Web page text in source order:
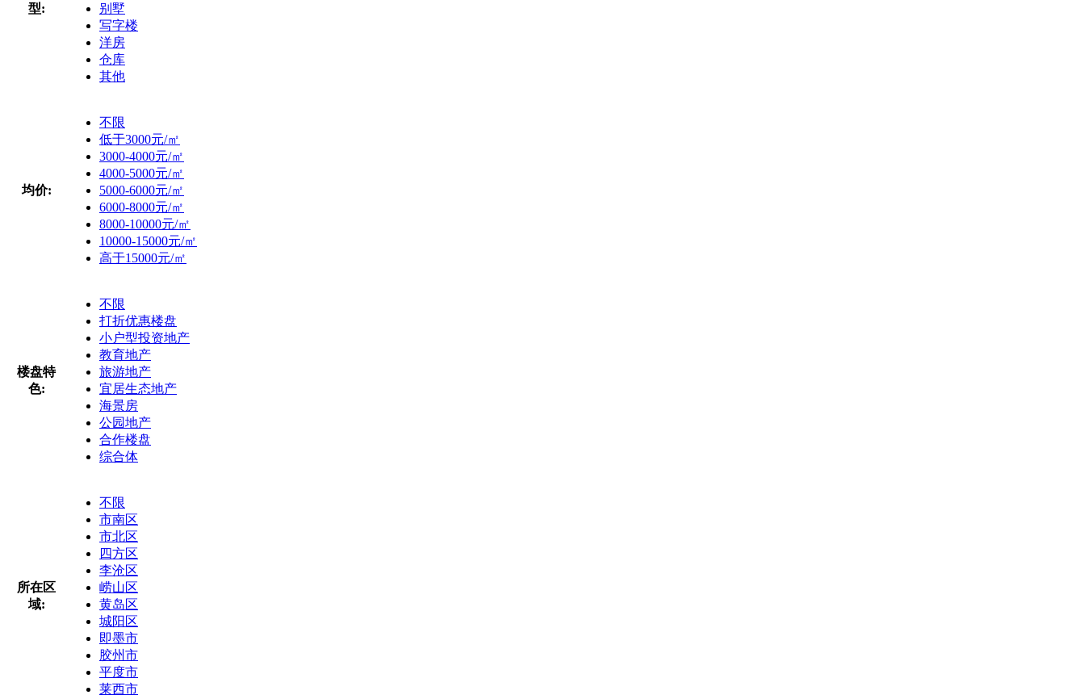
型:
别墅
写字楼
洋房
仓库
其他
均价:
不限
低于3000元/㎡
3000-4000元/㎡
4000-5000元/㎡
5000-6000元/㎡
6000-8000元/㎡
8000-10000元/㎡
10000-15000元/㎡
高于15000元/㎡
楼盘特
色:
不限
打折优惠楼盘
小户型投资地产
教育地产
旅游地产
宜居生态地产
海景房
公园地产
合作楼盘
综合体
所在区
域:
不限
市南区
市北区
四方区
李沧区
崂山区
黄岛区
城阳区
即墨市
胶州市
平度市
莱西市